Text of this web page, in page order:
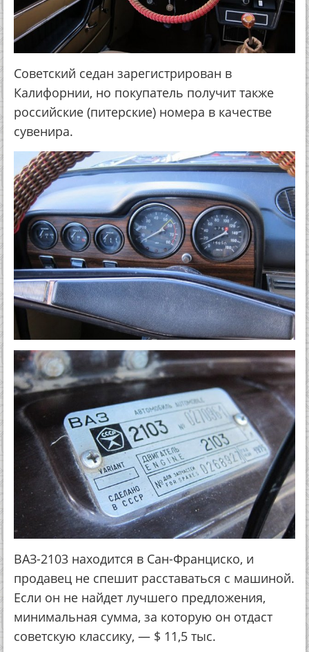
Советский седан зарегистрирован в
Калифорнии, но покупатель получит также
российские (питерские) номера в качестве
сувенира.
ВАЗ-2103 находится в Сан-Франциско, и
продавец не спешит расставаться с машиной.
Если он не найдет лучшего предложения,
минимальная сумма, за которую он отдаст
советскую классику, — $ 11,5 тыс.